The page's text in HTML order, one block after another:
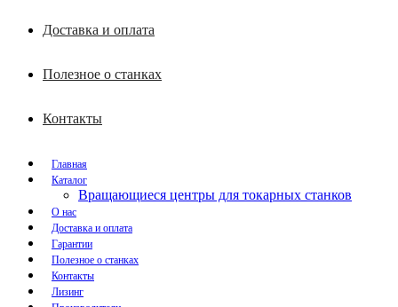
Доставка и оплата
Полезное о станках
Контакты
Главная
Каталог
Вращающиеся центры для токарных станков
О нас
Доставка и оплата
Гарантии
Полезное о станках
Контакты
Лизинг